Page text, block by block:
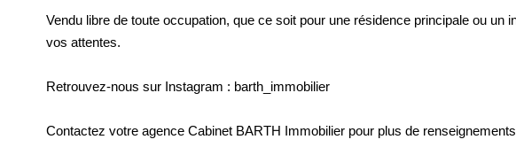
Vendu libre de toute occupation, que ce soit pour une résidence principale ou un
vos attentes.
Retrouvez-nous sur Instagram : barth_immobilier
Contactez votre agence Cabinet BARTH Immobilier pour plus de